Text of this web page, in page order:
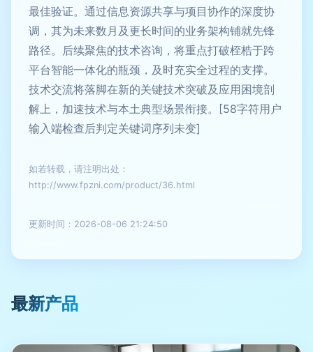
最佳验证。通过信息资源共享与项目协作的深度协
调，其为未来数月及更长时间的业务架构铺就先锋
路径。后续聚焦的技术咨询，将重点打破桎梏于跨
平台智能一体化的瓶颈，及时充实全过程的支撑。
技术交流将落脚在新的关键技术突破及应用困境剖
解上，加速技术与本土典型场景衔接。[58字符用户
输入端检查后判定关键词序列未变]
如若转载，请注明出处：
http://www.fpzni.com/product/36.html
更新时间：2026-08-06 21:24:50
最新产品